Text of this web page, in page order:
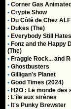
• Corner Gas Animated
• Crypte Show
• Du Côté de Chez ALF
• Dukes (The)
• Everybody Still
• Fonz and the Happy
(The)
• Fraggle Rock... and
• Ghostbusters
• Gilligan's Planet
• Good Times (2024)
• H2O : Le monde des
: L'île aux sirènes
• It's Punky Brewster